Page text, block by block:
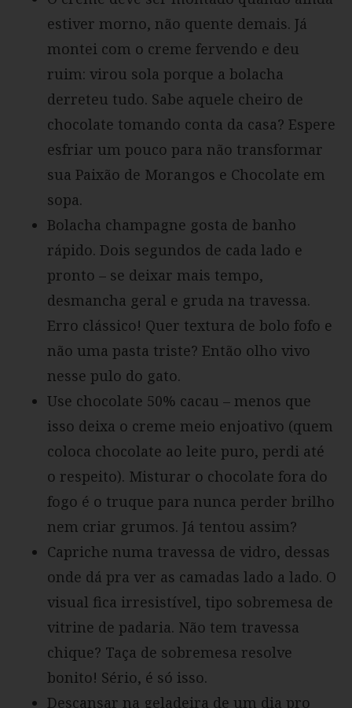
estiver morno, não quente demais. Já
montei com o creme fervendo e deu
ruim: virou sola porque a bolacha
derreteu tudo. Sabe aquele cheiro de
chocolate tomando conta da casa? Espere
esfriar um pouco para não transformar
sua Paixão de Morangos e Chocolate em
sopa.
Bolacha champagne gosta de banho
rápido. Dois segundos de cada lado e
pronto – se deixar mais tempo,
desmancha geral e gruda na travessa.
Erro clássico! Quer textura de bolo fofo e
não uma pasta triste? Então olho vivo
nesse pulo do gato.
Use chocolate 50% cacau – menos que
isso deixa o creme meio enjoativo (quem
coloca chocolate ao leite puro, perdi até
o respeito). Misturar o chocolate fora do
fogo é o truque para nunca perder brilho
nem criar grumos. Já tentou assim?
Capriche numa travessa de vidro, dessas
onde dá pra ver as camadas lado a lado. O
visual fica irresistível, tipo sobremesa de
vitrine de padaria. Não tem travessa
chique? Taça de sobremesa resolve
bonito! Sério, é só isso.
Descansar na geladeira de um dia pro